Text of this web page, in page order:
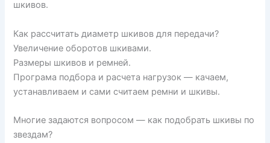
шкивов.
Как рассчитать диаметр шкивов для передачи?
Увеличение оборотов шкивами.
Размеры шкивов и ремней.
Програма подбора и расчета нагрузок — качаем,
устанавливаем и сами считаем ремни и шкивы.
Многие задаются вопросом — как подобрать шкивы по
звездам?